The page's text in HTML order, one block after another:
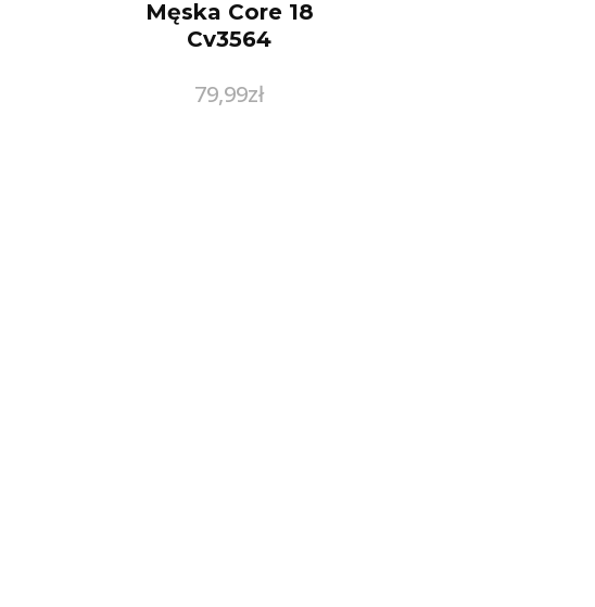
Męska Core 18
Cv3564
79,99zł